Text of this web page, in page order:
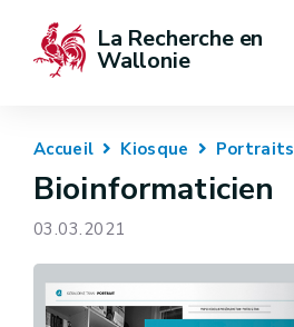
La Recherche en
Wallonie
Accueil Kiosque Portraits
Bioinformaticien
03.03.2021